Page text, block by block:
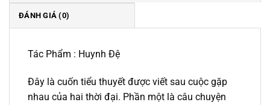
ĐÁNH GIÁ (0)
Tác Phẩm : Huynh Đệ
Đây là cuốn tiểu thuyết được viết sau cuộc gặp
nhau của hai thời đại. Phần một là câu chuyện